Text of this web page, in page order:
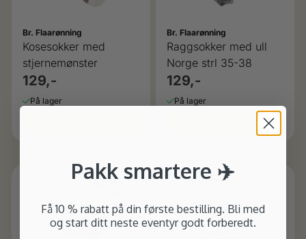
Br. Flaarønning
Kosesokker med
stjernemønster
129,-
På lager
Br. Flaarønning
Raggsokker med ull
Norge strl 35-38
129,-
På lager
Pakk smartere ✈️
Få 10 % rabatt på din første bestilling. Bli med
og start ditt neste eventyr godt forberedt.